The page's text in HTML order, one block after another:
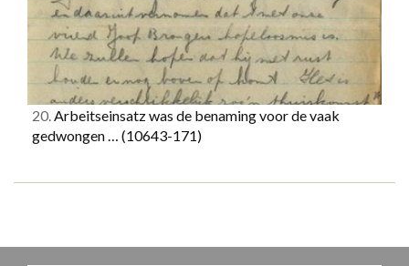
20.Arbeitseinsatz was de benaming voor de vaak
gedwongen … (10643-171)